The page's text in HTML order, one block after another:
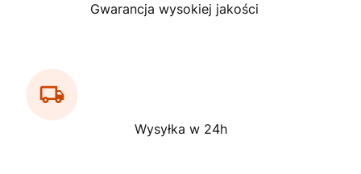
Gwarancja wysokiej jakości
Wysyłka w 24h